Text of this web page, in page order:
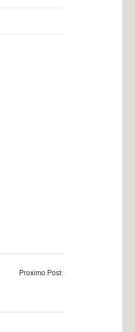
Proximo Post: